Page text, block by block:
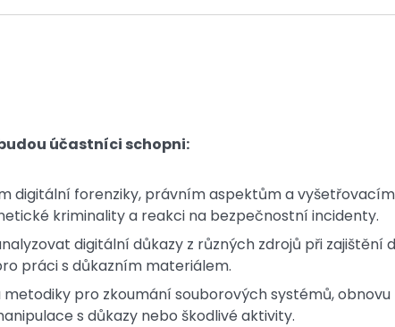
účastníci schopni:
digitální forenziky, právním aspektům a vyšetřovacím
kriminality a reakci na bezpečnostní incidenty.
digitální důkazy z různých zdrojů při zajištění
práci s důkazním materiálem.
pro zkoumání souborových systémů, obnovu
s důkazy nebo škodlivé aktivity.